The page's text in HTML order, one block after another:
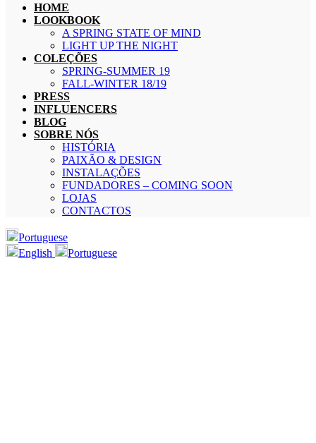
HOME
LOOKBOOK
A SPRING STATE OF MIND
LIGHT UP THE NIGHT
COLEÇÕES
SPRING-SUMMER 19
FALL-WINTER 18/19
PRESS
INFLUENCERS
BLOG
SOBRE NÓS
HISTÓRIA
PAIXÃO & DESIGN
INSTALAÇÕES
FUNDADORES – COMING SOON
LOJAS
CONTACTOS
Portuguese
English
Portuguese